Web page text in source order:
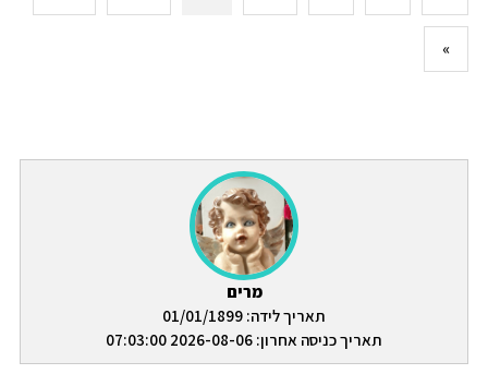
מרים
תאריך לידה: 01/01/1899
תאריך כניסה אחרון: 2026-08-06 07:03:00
»